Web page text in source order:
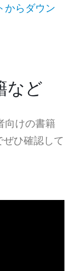
からダウン
など
向けの書籍
ひ確認して